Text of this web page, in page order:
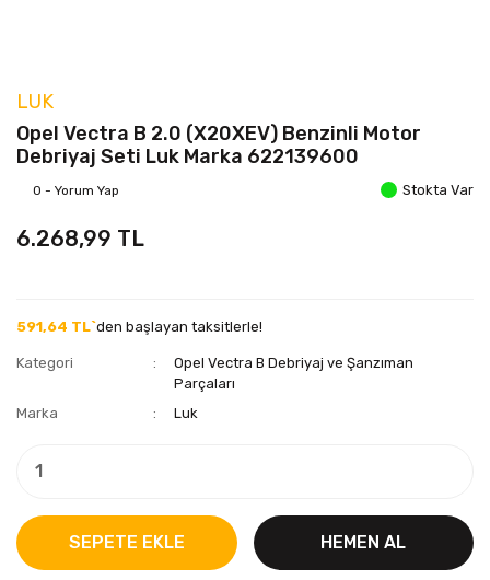
LUK
Opel Vectra B 2.0 (X20XEV) Benzinli Motor
Debriyaj Seti Luk Marka 622139600
0 - Yorum Yap Stokta Var
6.268,99 TL
591,64 TL`den başlayan taksitlerle!
Kategori
Opel Vectra B Debriyaj ve Şanzıman
Parçaları
Marka
Luk
SEPETE EKLE HEMEN AL